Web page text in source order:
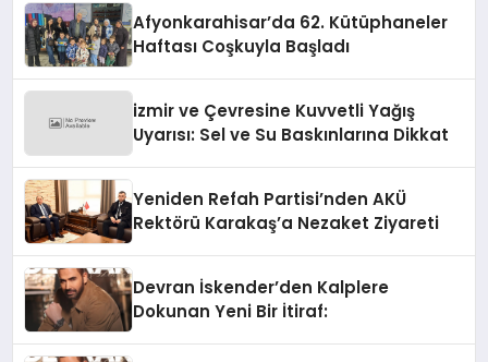
Afyonkarahisar’da 62. Kütüphaneler
Haftası Coşkuyla Başladı
izmir ve Çevresine Kuvvetli Yağış
Uyarısı: Sel ve Su Baskınlarına Dikkat
Yeniden Refah Partisi’nden AKÜ
Rektörü Karakaş’a Nezaket Ziyareti
Devran İskender’den Kalplere
Dokunan Yeni Bir İtiraf: